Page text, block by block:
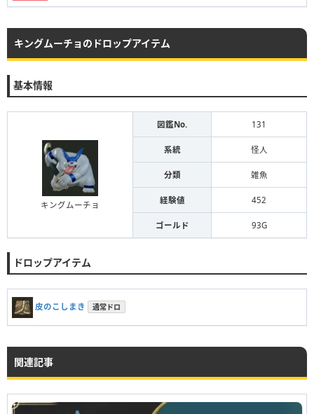
キングムーチョのドロップアイテム
基本情報
キングムーチョ
図鑑No. 131
系統 怪人
分類 雑魚
経験値 452
ゴールド 93G
ドロップアイテム
皮のこしまき 通常ドロ
関連記事